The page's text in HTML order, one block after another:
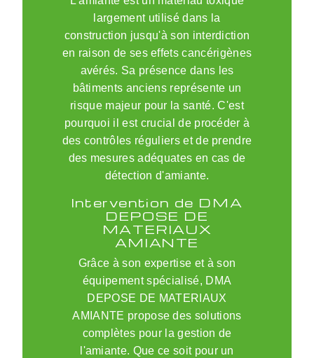
largement utilisé dans la
construction jusqu'à son interdiction
en raison de ses effets cancérigènes
avérés. Sa présence dans les
bâtiments anciens représente un
risque majeur pour la santé. C'est
pourquoi il est crucial de procéder à
des contrôles réguliers et de prendre
des mesures adéquates en cas de
détection d'amiante.
Intervention de DMA
DEPOSE DE
MATERIAUX
AMIANTE
Grâce à son expertise et à son
équipement spécialisé, DMA
DEPOSE DE MATERIAUX
AMIANTE propose des solutions
complètes pour la gestion de
l'amiante. Que ce soit pour un